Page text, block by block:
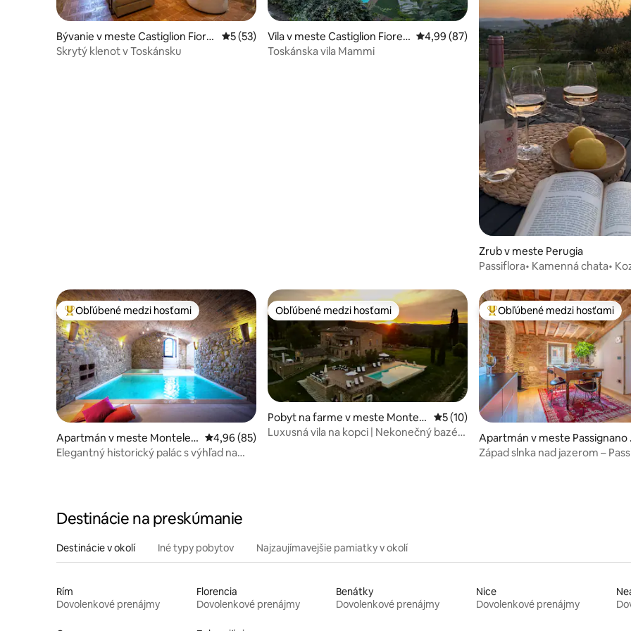
Bývanie v meste Castiglion Fiore
ntino
Priemerné ohodnotenie 5 z 5, počet hodnotení: 53
5 (53)
Skrytý klenot v Toskánsku
Vila v meste Castiglion Fioren
tino
Priemerné ohodnotenie 4,99 z 5, počet
4,99 (87)
Toskánska vila Mammi
Zrub v meste Perugia
Passiflora• Kamenná chata•
Najobľúbenejšie medzi hosťami
Obľúbené medzi hosťami
Apartmán v meste Monteleo
ne d'Orvieto
Priemerné ohodnotenie 4,96 z 5, počet hodnotení: 85
4,96 (85)
Elegantný historický palác s výhľad na
Obľúbené medzi hosťami
Obľúbené medzi hosťami
Pobyt na farme v meste Monte S
an Savino
Priemerné ohodnotenie 5 z 5, počet
5 (10)
Luxusná vila na kopci | Nekonečný bazén,
Najobľúbenejšie medzi hosťami
Obľúbené medzi hosťami
Apartmán v meste Passignano
ul Trasimeno
Západ slnka nad jazerom –
Destinácie na preskúmanie
Destinácie v okolí Iné typy pobytov Najzaujímavejšie pamiatky v okolí
Rím
Dovolenkové prenájmy
Florencia
Dovolenkové prenájmy
Benátky
Dovolenkové prenájmy
Nice
Dovolenkové prenájmy